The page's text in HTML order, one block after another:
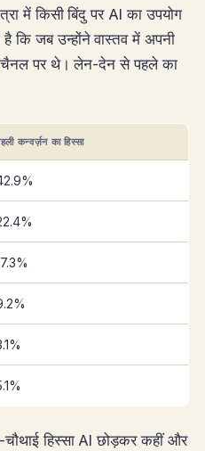
में किसी बिंदु पर AI का उपयोग
कि जब उन्होंने वास्तव में अपनी
चैनल पर थे। लेन-देन से पहले का
कन्वर्ज़न का हिस्सा
हिस्सा AI छोड़कर कहीं और